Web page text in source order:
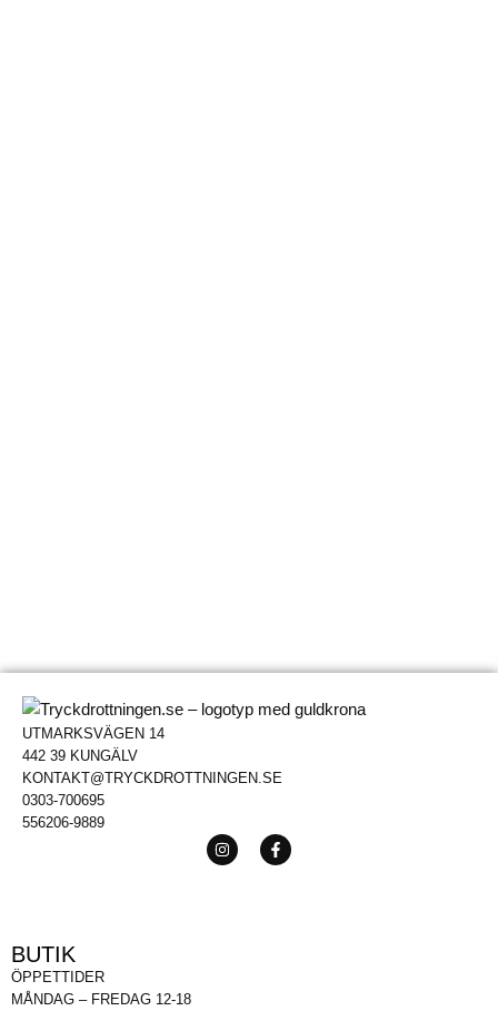
UTMARKSVÄGEN 14
442 39 KUNGÄLV
KONTAKT@TRYCKDROTTNINGEN.SE
0303-700695
556206-9889
BUTIK
ÖPPETTIDER
MÅNDAG – FREDAG 12-18